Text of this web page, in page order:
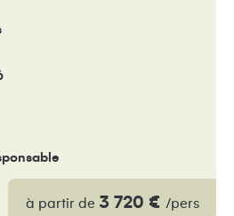
à partir de 3 720 € /pers